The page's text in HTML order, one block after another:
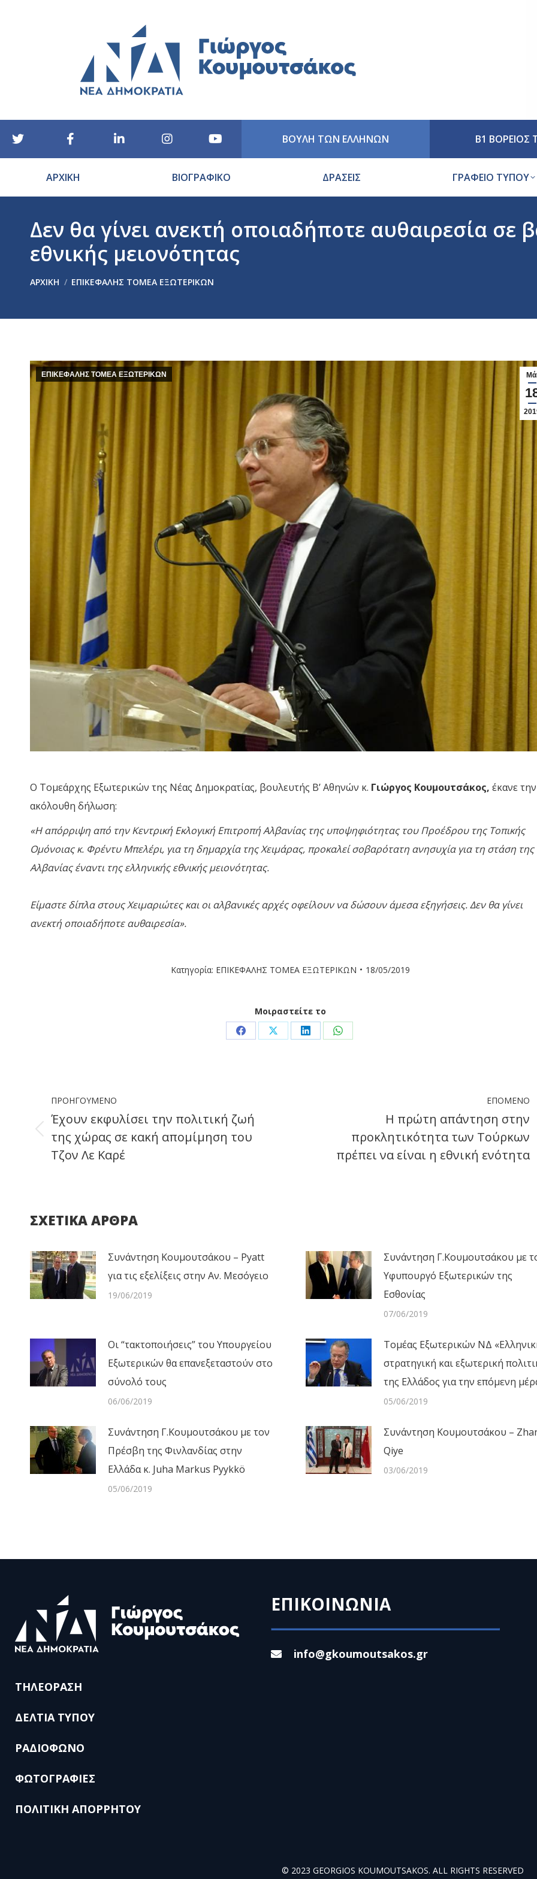
ΒΟΥΛΗ ΤΩΝ ΕΛΛΗΝΩΝ Β1 ΒΟΡΕΙΟΣ
ΑΡΧΙΚΗ ΒΙΟΓΡΑΦΙΚΟ ΔΡΑΣΕΙΣ ΓΡΑΦΕΙΟ ΤΥΠΟΥ
Δεν θα γίνει ανεκτή οποιαδήποτε αυθαιρεσία σε
εθνικής μειονότητας
ΑΡΧΙΚΉ ΕΠΙΚΕΦΑΛΗΣ ΤΟΜΕΑ ΕΞΩΤΕΡΙΚΩΝ
ΕΠΙΚΕΦΑΛΗΣ ΤΟΜΕΑ ΕΞΩΤΕΡΙΚΩΝ
Ο Τομεάρχης Εξωτερικών της Νέας Δημοκρατίας, βουλευτής Β’ Αθηνών κ. Γιώργος Κουμουτσάκος, έκανε την
ακόλουθη δήλωση:
«Η απόρριψη από την Κεντρική Εκλογική Επιτροπή Αλβανίας της υποψηφιότητας του Προέδρου της Τοπικής
Ομόνοιας κ. Φρέντυ Μπελέρι, για τη δημαρχία της Χειμάρας, προκαλεί σοβαρότατη ανησυχία για τη στάση της
Αλβανίας έναντι της ελληνικής εθνικής μειονότητας.
Είμαστε δίπλα στους Χειμαριώτες και οι αλβανικές αρχές οφείλουν να δώσουν άμεσα εξηγήσεις. Δεν θα γίνει
ανεκτή οποιαδήποτε αυθαιρεσία».
Κατηγορία: ΕΠΙΚΕΦΑΛΗΣ ΤΟΜΕΑ ΕΞΩΤΕΡΙΚΩΝ 18/05/2019
Μοιραστείτε το
Share Share Share Share
navigation
ΠΡΟΗΓΟΎΜΕΝΟ
Previous
post:
Έχουν εκφυλίσει την πολιτική ζωή
της χώρας σε κακή απομίμηση του
Τζον Λε Καρέ
ΕΠΌΜΕΝΟ
Η πρώτη απάντηση στην
προκλητικότητα των Τούρκων
πρέπει να είναι η εθνική ενότητα
ΣΧΕΤΙΚΑ ΑΡΘΡΑ
Συνάντηση Κουμουτσάκου – Pyatt
για τις εξελίξεις στην Αν. Μεσόγειο
19/06/2019
Συνάντηση Γ.Κουμουτσάκου με
Υφυπουργό Εξωτερικών της
Εσθονίας
07/06/2019
Οι “τακτοποιήσεις” του Υπουργείου
Εξωτερικών θα επανεξεταστούν στο
σύνολό τους
06/06/2019
Τομέας Εξωτερικών ΝΔ
στρατηγική και εξωτερική
της Ελλάδος για την επόμενη
05/06/2019
Συνάντηση Γ.Κουμουτσάκου με τον
Πρέσβη της Φινλανδίας στην
Ελλάδα κ. Juha Markus Pyykkö
05/06/2019
Συνάντηση Κουμουτσάκου –
Qiye
03/06/2019
ΤΗΛΕΟΡΑΣΗ
ΔΕΛΤΙΑ ΤΥΠΟΥ
ΡΑΔΙΟΦΩΝΟ
ΦΩΤΟΓΡΑΦΙΕΣ
ΠΟΛΙΤΙΚΗ ΑΠΟΡΡΗΤΟΥ
ΕΠΙΚΟΙΝΩΝΙΑ
info@gkoumoutsakos.gr
© 2023 GEORGIOS KOUMOUTSAKOS. ALL RIGHTS RESERVED